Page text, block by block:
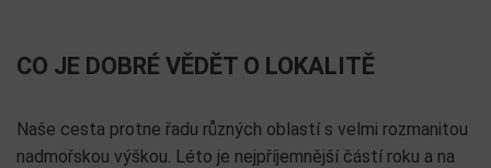
CO JE DOBRÉ VĚDĚT O LOKALITĚ
Naše cesta protne řadu různých oblastí s velmi rozmanitou
nadmořskou výškou. Léto je nejpříjemnější částí roku a na